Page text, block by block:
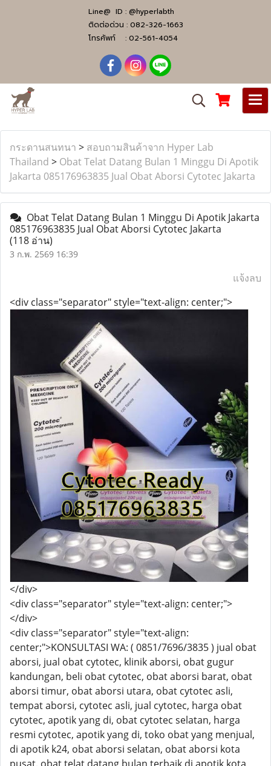
Line@ ID : @hyperlabth
ติดต่อด่วน : 082-326-1663
โทรศัพท์ : 02-561-4054
กระดานสนทนา > สอบถามสินค้าจาก Hyper Lab
Thailand > Obat Telat Datang Bulan 1 Minggu Di Apotik
Jakarta ​​085176963835​ Jual Obat Aborsi Cytotec Jakarta
Obat Telat Datang Bulan 1 Minggu Di Apotik Jakarta
​​085176963835​ Jual Obat Aborsi Cytotec Jakarta
(118 อ่าน)
3 ก.พ. 2569 16:39
แจ้งลบ
<div class="separator" style="text-align: center;">
</div>
<div class="separator" style="text-align: center;">
</div>
<div class="separator" style="text-align:
center;">KONSULTASI WA: ( 0851/7696/3835 ) jual obat
aborsi, jual obat cytotec, klinik aborsi, obat gugur
kandungan, beli obat cytotec, obat aborsi barat, obat
aborsi timur, obat aborsi utara, obat cytotec asli,
tempat aborsi, cytotec asli, jual cytotec, harga obat
cytotec, apotik yang di, obat cytotec selatan, harga
resmi cytotec, apotik yang di, toko obat yang menjual,
di apotik k24, obat aborsi selatan, obat aborsi kota